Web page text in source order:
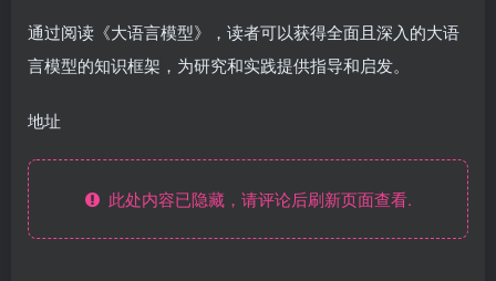
通过阅读《大语言模型》，读者可以获得全面且深入的大语
言模型的知识框架，为研究和实践提供指导和启发。
地址
此处内容已隐藏，请评论后刷新页面查看.